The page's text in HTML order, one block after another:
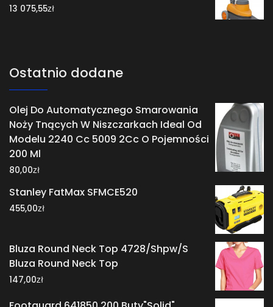
13 075,55zł
Ostatnio dodane
Olej Do Automatycznego Smarowania
Noży Tnących W Niszczarkach Ideal Od
Modelu 2240 Cc 5009 2Cc O Pojemności
200 Ml
80,00zł
Stanley FatMax SFMCE520
455,00zł
Bluza Round Neck Top 4728/Shpw/S
Bluza Round Neck Top
147,00zł